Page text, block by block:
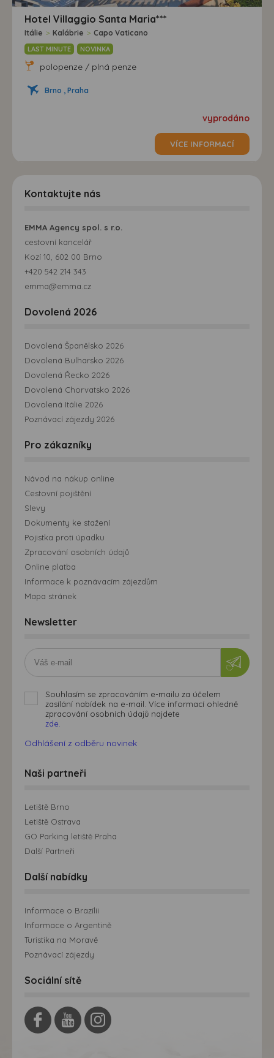
Hotel Villaggio Santa Maria***
Itálie > Kalábrie > Capo Vaticano
LAST MINUTE NOVINKA
polopenze / plná penze
Brno , Praha
vyprodáno
VÍCE INFORMACÍ
Kontaktujte nás
EMMA Agency spol. s r.o.
cestovní kancelář
Kozí 10, 602 00 Brno
+420 542 214 343
emma@emma.cz
Dovolená 2026
Dovolená Španělsko 2026
Dovolená Bulharsko 2026
Dovolená Řecko 2026
Dovolená Chorvatsko 2026
Dovolená Itálie 2026
Poznávací zájezdy 2026
Pro zákazníky
Návod na nákup online
Cestovní pojištění
Slevy
Dokumenty ke stažení
Pojistka proti úpadku
Zpracování osobních údajů
Online platba
Informace k poznávacím zájezdům
Mapa stránek
Newsletter
Souhlasím se zpracováním e-mailu za účelem
zasílání nabídek na e-mail. Více informací ohledně
zpracování osobních údajů najdete
zde.
Odhlášení z odběru novinek
Naši partneři
Letiště Brno
Letiště Ostrava
GO Parking letiště Praha
Další Partneři
Další nabídky
Informace o Brazílii
Informace o Argentině
Turistika na Moravě
Poznávací zájezdy
Sociální sítě